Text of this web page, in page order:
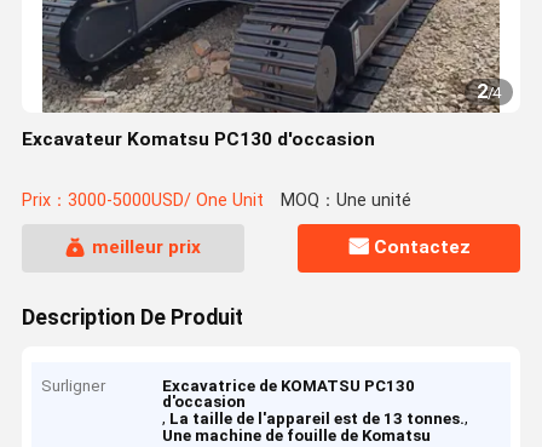
2/4
Excavateur Komatsu PC130 d'occasion
Prix：3000-5000USD/ One Unit MOQ：Une unité
meilleur prix Contactez
Description De Produit
Surligner
Excavatrice de KOMATSU PC130
d'occasion
, La taille de l'appareil est de 13 tonnes.,
Une machine de fouille de Komatsu